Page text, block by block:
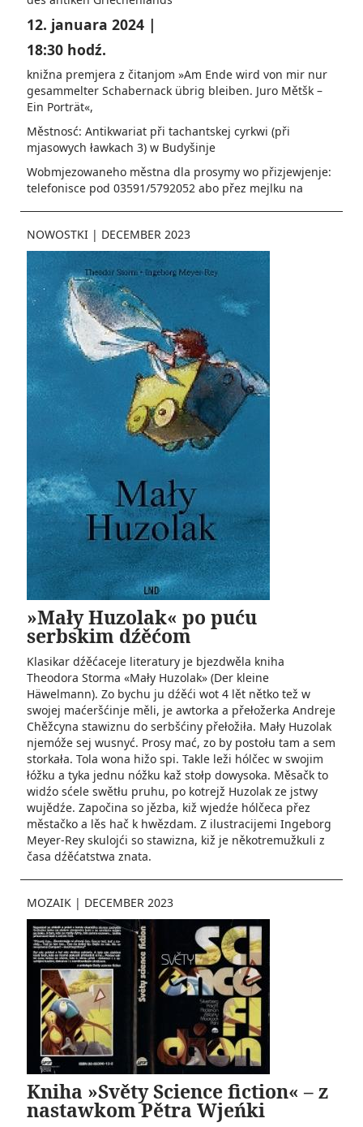
12. januara 2024 |
18:30 hodź.
knižna premjera z čitanjom »Am Ende wird von mir nur
gesammelter Schabernack übrig bleiben. Juro Mětšk –
Ein Porträt«,
Městnosć: Antikwariat při tachantskej cyrkwi (při
mjasowych ławkach 3) w Budyšinje
Wobmjezowaneho městna dla prosymy wo přizjewjenje:
telefonisce pod 03591/5792052 abo přez mejlku na
NOWOSTKI | DECEMBER 2023
»Mały Huzolak« po puću
serbskim dźěćom
Klasikar dźěćaceje literatury je bjezdwěla kniha
Theodora Storma «Mały Huzolak» (Der kleine
Häwelmann). Zo bychu ju dźěći wot 4 lět nětko tež w
swojej maćeršćinje měli, je awtorka a přełožerka Andreje
Chěžcyna stawiznu do serbšćiny přełožiła. Mały Huzolak
njemóže sej wusnyć. Prosy mać, zo by postołu tam a sem
storkała. Tola wona hižo spi. Takle leži hólčec w swojim
łóžku a tyka jednu nóžku kaž stołp dowysoka. Měsačk to
widźo sćele swětłu pruhu, po kotrejž Huzolak ze jstwy
wujědźe. Započina so jězba, kiž wjedźe hólčeca přez
městačko a lěs hač k hwězdam. Z ilustracijemi Ingeborg
Meyer-Rey skulojći so stawizna, kiž je někotremužkuli z
časa dźěćatstwa znata.
MOZAIK | DECEMBER 2023
Kniha »Světy Science fiction« – z
nastawkom Pětra Wjeńki